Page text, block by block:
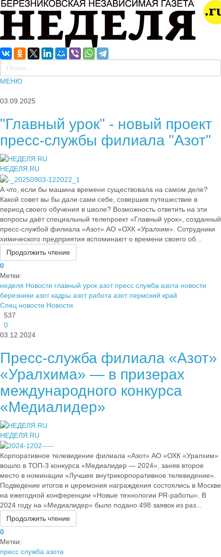
МЕНЮ
03.09.2025
"Главный урок" - новый проект
пресс-службы филиала "Азот"
НЕДЕЛЯ.RU
А что, если бы машина времени существовала на самом деле?
Какой совет вы бы дали сами себе, совершив путешествие в
период своего обучения в школе? Возможность ответить на эти
вопросы даёт специальный телепроект «Главный урок», созданный
пресс-службой филиала «Азот» АО «ОХК «Уралхим». Сотрудники
химического предприятия вспоминают о времени своего об...
Продолжить чтение
0
Метки:
неделя Новости главный урок азот пресс служба азота новости
березники азот кадры азот работа азот пермский край
Спец новости Новости
537
0
03.12.2024
Пресс-служба филиала «Азот»
«Уралхима» — в призерах
международного конкурса
«Медиалидер»
НЕДЕЛЯ.RU
Корпоративное телевидение филиала «Азот» АО «ОХК «Уралхим»
вошло в ТОП-3 конкурса «Медиалидер — 2024», заняв второе
место в номинации «Лучшее внутрикорпоративное телевидение».
Подведение итогов и церемония награждения состоялись в Москве
на ежегодной конференции «Новые технологии PR-работы». В
2024 году на «Медиалидер» было подано 498 заявок из раз...
Продолжить чтение
0
Метки:
пресс служба азота